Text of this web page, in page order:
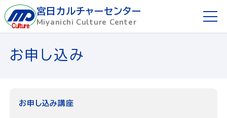
宮日カルチャーセンター
Miyanichi Culture Center
ホーム
お申し込み方法
お申し込み
お申し込み講座